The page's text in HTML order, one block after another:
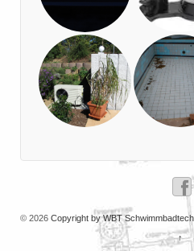
© 2026 Copyright by WBT
↑